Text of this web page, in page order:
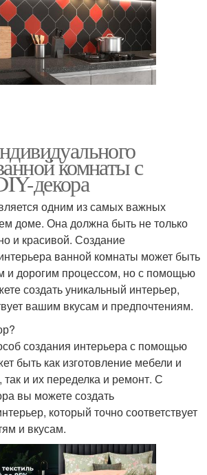
комнаты с
декора
одним из самых важных
доме. Она должна быть не только
и красивой. Создание
ванной комнаты может быть
и дорогим процессом, но с помощью
создать уникальный интерьер,
вашим вкусам и предпочтениям.
создания интерьера с помощью
быть как изготовление мебели и
и их переделка и ремонт. С
вы можете создать
который точно соответствует
и вкусам.